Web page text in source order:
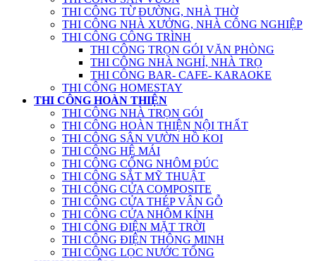
THI CÔNG TỪ ĐƯỜNG, NHÀ THỜ
THI CÔNG NHÀ XƯỞNG, NHÀ CÔNG NGHIỆP
THI CÔNG CÔNG TRÌNH
THI CÔNG TRỌN GÓI VĂN PHÒNG
THI CÔNG NHÀ NGHỈ, NHÀ TRỌ
THI CÔNG BAR- CAFE- KARAOKE
THI CÔNG HOMESTAY
THI CÔNG HOÀN THIỆN
THI CÔNG NHÀ TRỌN GÓI
THI CÔNG HOÀN THIỆN NỘI THẤT
THI CÔNG SÂN VƯỜN HỒ KOI
THI CÔNG HỆ MÁI
THI CÔNG CỔNG NHÔM ĐÚC
THI CÔNG SẮT MỸ THUẬT
THI CÔNG CỬA COMPOSITE
THI CÔNG CỬA THÉP VÂN GỖ
THI CÔNG CỬA NHÔM KÍNH
THI CÔNG ĐIỆN MẶT TRỜI
THI CÔNG ĐIỆN THÔNG MINH
THI CÔNG LỌC NƯỚC TỔNG